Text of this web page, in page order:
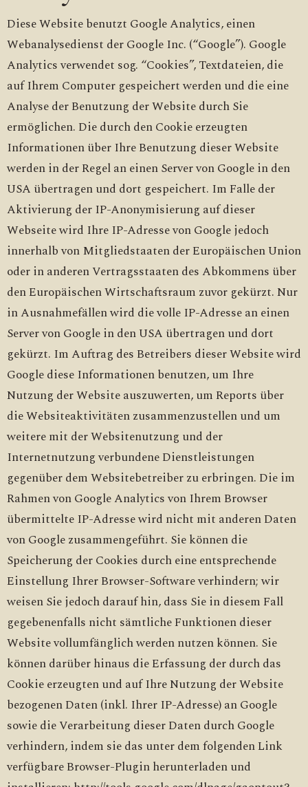
Diese Website benutzt Google Analytics, einen
Webanalysedienst der Google Inc. (“Google”). Google
Analytics verwendet sog. “Cookies”, Textdateien, die
auf Ihrem Computer gespeichert werden und die eine
Analyse der Benutzung der Website durch Sie
ermöglichen. Die durch den Cookie erzeugten
Informationen über Ihre Benutzung dieser Website
werden in der Regel an einen Server von Google in den
USA übertragen und dort gespeichert. Im Falle der
Aktivierung der IP-Anonymisierung auf dieser
Webseite wird Ihre IP-Adresse von Google jedoch
innerhalb von Mitgliedstaaten der Europäischen Union
oder in anderen Vertragsstaaten des Abkommens über
den Europäischen Wirtschaftsraum zuvor gekürzt. Nur
in Ausnahmefällen wird die volle IP-Adresse an einen
Server von Google in den USA übertragen und dort
gekürzt. Im Auftrag des Betreibers dieser Website wird
Google diese Informationen benutzen, um Ihre
Nutzung der Website auszuwerten, um Reports über
die Websiteaktivitäten zusammenzustellen und um
weitere mit der Websitenutzung und der
Internetnutzung verbundene Dienstleistungen
gegenüber dem Websitebetreiber zu erbringen. Die im
Rahmen von Google Analytics von Ihrem Browser
übermittelte IP-Adresse wird nicht mit anderen Daten
von Google zusammengeführt. Sie können die
Speicherung der Cookies durch eine entsprechende
Einstellung Ihrer Browser-Software verhindern; wir
weisen Sie jedoch darauf hin, dass Sie in diesem Fall
gegebenenfalls nicht sämtliche Funktionen dieser
Website vollumfänglich werden nutzen können. Sie
können darüber hinaus die Erfassung der durch das
Cookie erzeugten und auf Ihre Nutzung der Website
bezogenen Daten (inkl. Ihrer IP-Adresse) an Google
sowie die Verarbeitung dieser Daten durch Google
verhindern, indem sie das unter dem folgenden Link
verfügbare Browser-Plugin herunterladen und